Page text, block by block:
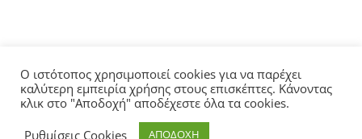
ΣΧΕΤΙΚΑ ΜΕ ΤΗΝ ΕΛΤΕ
ΓΝΩΜΟΔΟΤΗΣΕΙΣ
ΕΠΙΚΟΙΝΩΝΙΑ
Ο ιστότοπος χρησιμοποιεί cookies για να παρέχει
καλύτερη εμπειρία χρήσης στους επισκέπτες. Κάνοντας
κλικ στο "Αποδοχή" αποδέχεστε όλα τα cookies.
Ρυθμίσεις Cookies
ΑΠΟΔΟΧΗ